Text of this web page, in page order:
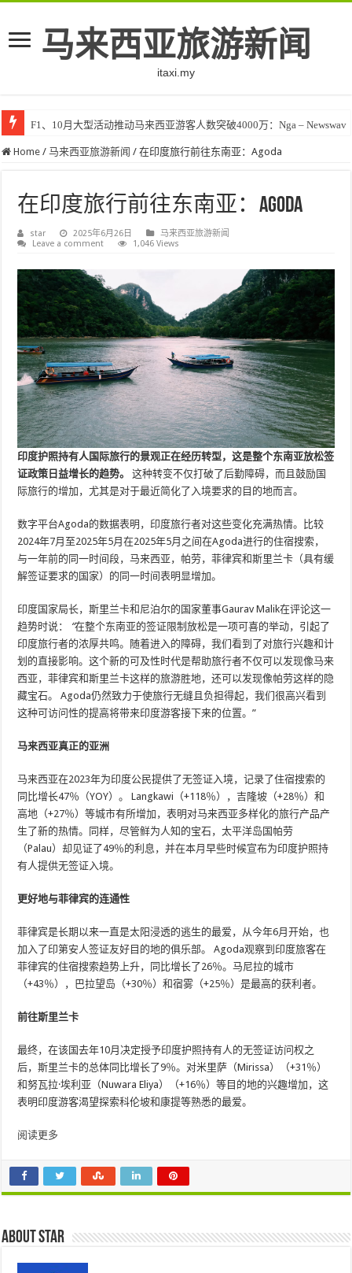
马来西亚旅游新闻
itaxi.my
F1、10月大型活动推动马来西亚游客人数突破4000万：Nga – Newswav
Klook客路将印度和中东创作者聚集在马来西亚 – TravelBiz Monitor
Home / 马来西亚旅游新闻 / 在印度旅行前往东南亚：Agoda
在印度旅行前往东南亚：Agoda
star 2025年6月26日
马来西亚旅游新闻
Leave a comment
1,046 Views
印度护照持有人国际旅行的景观正在经历转型，这是整个东南亚放松签
证政策日益增长的趋势。
这种转变不仅打破了后勤障碍，而且鼓励国
际旅行的增加，尤其是对于最近简化了入境要求的目的地而言。
数字平台Agoda的数据表明，印度旅行者对这些变化充满热情。比较
2024年7月至2025年5月在2025年5月之间在Agoda进行的住宿搜索，
与一年前的同一时间段，马来西亚，帕劳，菲律宾和斯里兰卡（具有缓
解签证要求的国家）的同一时间表明显增加。
印度国家局长，斯里兰卡和尼泊尔的国家董事Gaurav Malik在评论这一
趋势时说： “在整个东南亚的签证限制放松是一项可喜的举动，引起了
印度旅行者的浓厚共鸣。随着进入的障碍，我们看到了对旅行兴趣和计
划的直接影响。这个新的可及性时代是帮助旅行者不仅可以发现像马来
西亚，菲律宾和斯里兰卡这样的旅游胜地，还可以发现像帕劳这样的隐
藏宝石。 Agoda仍然致力于使旅行无缝且负担得起，我们很高兴看到
这种可访问性的提高将带来印度游客接下来的位置。”
马来西亚真正的亚洲
马来西亚在2023年为印度公民提供了无签证入境，记录了住宿搜索的
同比增长47％（YOY）。 Langkawi（+118％），吉隆坡（+28％）和
高地（+27％）等城市有所增加，表明对马来西亚多样化的旅行产品产
生了新的热情。同样，尽管鲜为人知的宝石，太平洋岛国帕劳
（Palau）却见证了49％的利息，并在本月早些时候宣布为印度护照持
有人提供无签证入境。
更好地与菲律宾的连通性
菲律宾是长期以来一直是太阳浸透的逃生的最爱，从今年6月开始，也
加入了印第安人签证友好目的地的俱乐部。 Agoda观察到印度旅客在
菲律宾的住宿搜索趋势上升，同比增长了26％。马尼拉的城市
（+43％），巴拉望岛（+30％）和宿雾（+25％）是最高的获利者。
前往斯里兰卡
最终，在该国去年10月决定授予印度护照持有人的无签证访问权之
后，斯里兰卡的总体同比增长了9％。对米里萨（Mirissa）（+31％）
和努瓦拉·埃利亚（Nuwara Eliya）（+16％）等目的地的兴趣增加，这
表明印度游客渴望探索科伦坡和康提等熟悉的最爱。
阅读更多
About star